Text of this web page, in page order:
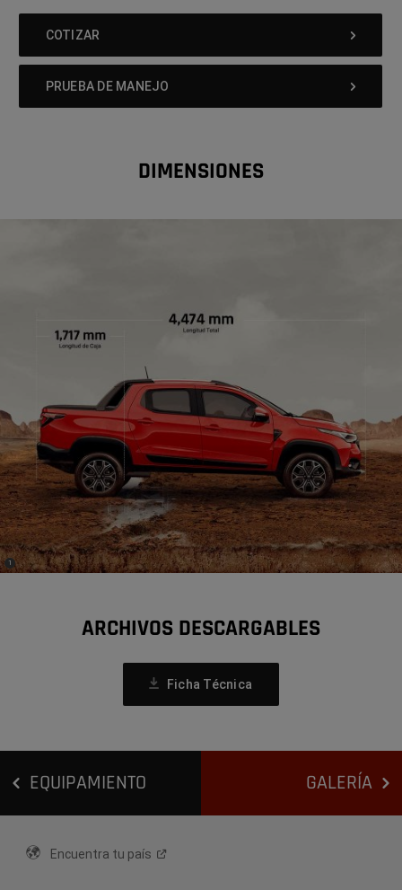
COTIZAR
PRUEBA DE MANEJO
DIMENSIONES
Disclosure
1
ARCHIVOS DESCARGABLES
Ficha Técnica
EQUIPAMIENTO GALERÍA
Encuentra tu país